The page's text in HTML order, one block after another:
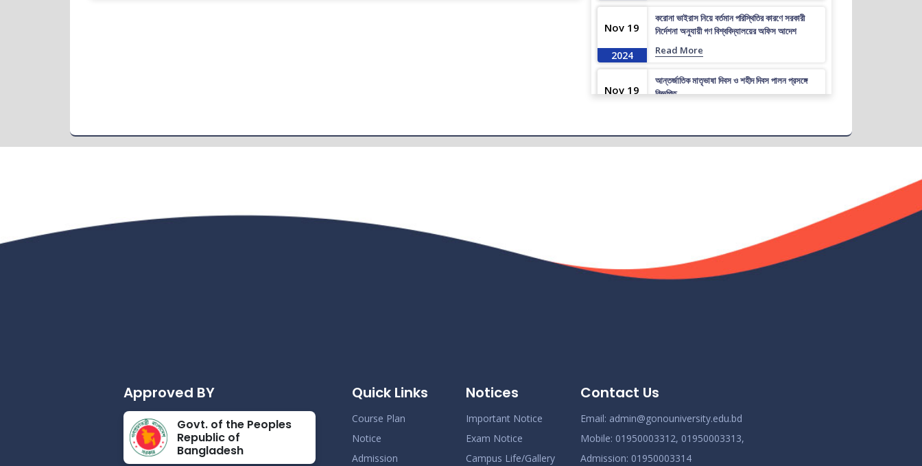
Nov 19
2024
করোনা ভাইরাস নিয়ে বর্তমান পরিস্থিতির কারণে সরকারী
নির্দেশনা অনুযায়ী গণ বিশ্ববিদ্যালয়ের অফিস আদেশ
Read More
Nov 19
আন্তর্জাতিক মাতৃভাষা দিবস ও শহীদ দিবস পালন প্রসঙ্গে
বিজ্ঞপ্তি
Nov 19 সেমিস্টার ফি নোটিশ
কোরাল ইগার শিক্ষা বৃত্তিতে মনোনিত শিক্ষার্থীদের নামের
Read More
ধূমপান, পান সেবন করা ও মাদক সেবন করা সম্পূর্ণ নিষিদ্ধ।
Approved BY
Govt. of the Peoples
Republic of
Bangladesh
Quick Links
Course Plan
Notice
Admission
Notices
Important Notice
Exam Notice
Campus Life/Gallery
Contact Us
Email: admin@gonouniversity.edu.bd
Mobile: 01950003312, 01950003313,
Admission: 01950003314